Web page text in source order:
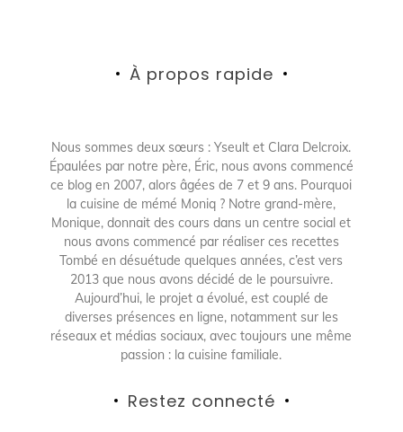
À propos rapide
Nous sommes deux sœurs : Yseult et Clara Delcroix.
Épaulées par notre père, Éric, nous avons commencé
ce blog en 2007, alors âgées de 7 et 9 ans. Pourquoi
la cuisine de mémé Moniq ? Notre grand-mère,
Monique, donnait des cours dans un centre social et
nous avons commencé par réaliser ces recettes
Tombé en désuétude quelques années, c’est vers
2013 que nous avons décidé de le poursuivre.
Aujourd’hui, le projet a évolué, est couplé de
diverses présences en ligne, notamment sur les
réseaux et médias sociaux, avec toujours une même
passion : la cuisine familiale.
Restez connecté